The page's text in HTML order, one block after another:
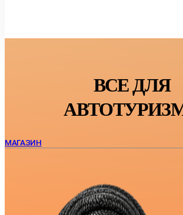
ВСЕ ДЛЯ
МАГАЗИН